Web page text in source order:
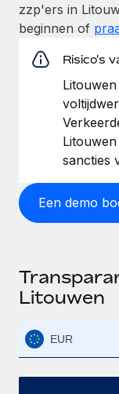
zzp'ers in
beginnen of
Risico's
sancties
Een demo
Litouwen
EUR